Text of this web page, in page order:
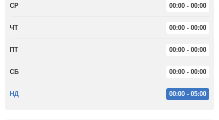
СР 00:00 - 00:00
ЧТ 00:00 - 00:00
ПТ 00:00 - 00:00
СБ 00:00 - 00:00
НД 00:00 - 05:00